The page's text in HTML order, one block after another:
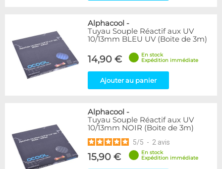
Alphacool -
Tuyau Souple Réactif aux UV
10/13mm BLEU UV (Boite de 3m)
14,90 €
En stock
Expédition immédiate
Ajouter au panier
Alphacool -
Tuyau Souple Réactif aux UV
10/13mm NOIR (Boite de 3m)
5/5 - 2 avis
15,90 €
En stock
Expédition immédiate